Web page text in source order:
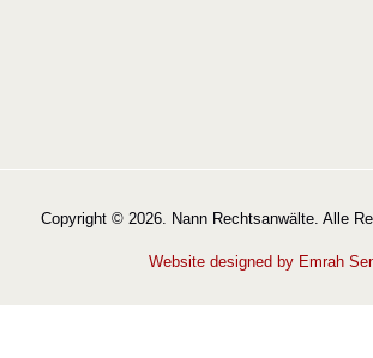
Copyright © 2026. Nann Rechtsanwälte. Alle
Website designed by Emrah